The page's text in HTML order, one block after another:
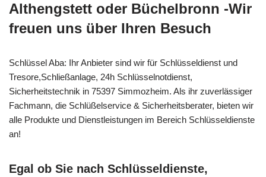
Althengstett oder Büchelbronn -Wir
freuen uns über Ihren Besuch
Schlüssel Aba: Ihr Anbieter sind wir für Schlüsseldienst und
Tresore,Schließanlage, 24h Schlüsselnotdienst,
Sicherheitstechnik in 75397 Simmozheim. Als ihr zuverlässiger
Fachmann, die Schlüßelservice & Sicherheitsberater, bieten wir
alle Produkte und Dienstleistungen im Bereich Schlüsseldienste
an!
Egal ob Sie nach Schlüsseldienste,